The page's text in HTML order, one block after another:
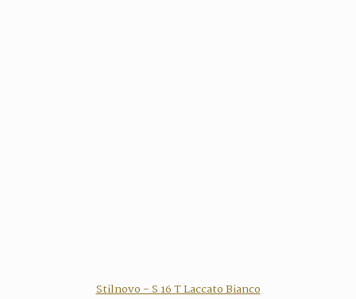
Stilnovo - S 16 T Laccato Bianco